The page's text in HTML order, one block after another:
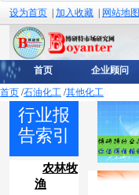
设为首页 加入收藏 网站地图
首页 企业顾问
首页 /石油化工 /其他化工
行业报
告索引
农林牧
渔